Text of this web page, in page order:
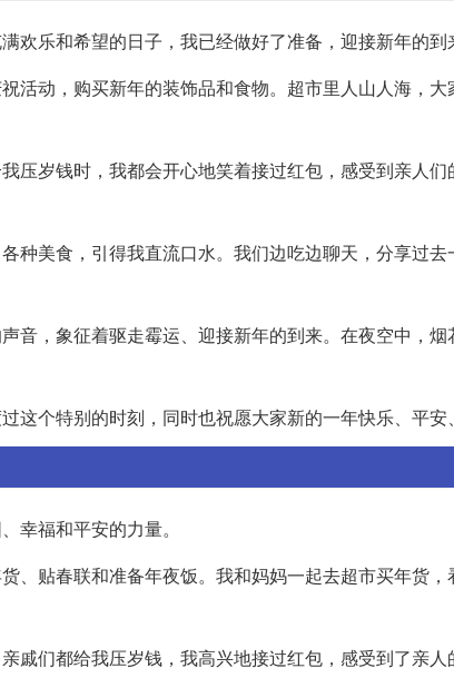
乐和希望的日子，我已经做好了准备，迎接新年的到
活动，购买新年的装饰品和食物。超市里人山人海，大
压岁钱时，我都会开心地笑着接过红包，感受到亲人们
种美食，引得我直流口水。我们边吃边聊天，分享过去
音，象征着驱走霉运、迎接新年的到来。在夜空中，烟
这个特别的时刻，同时也祝愿大家新的一年快乐、平安
幸福和平安的力量。
、贴春联和准备年夜饭。我和妈妈一起去超市买年货，
戚们都给我压岁钱，我高兴地接过红包，感受到了亲人